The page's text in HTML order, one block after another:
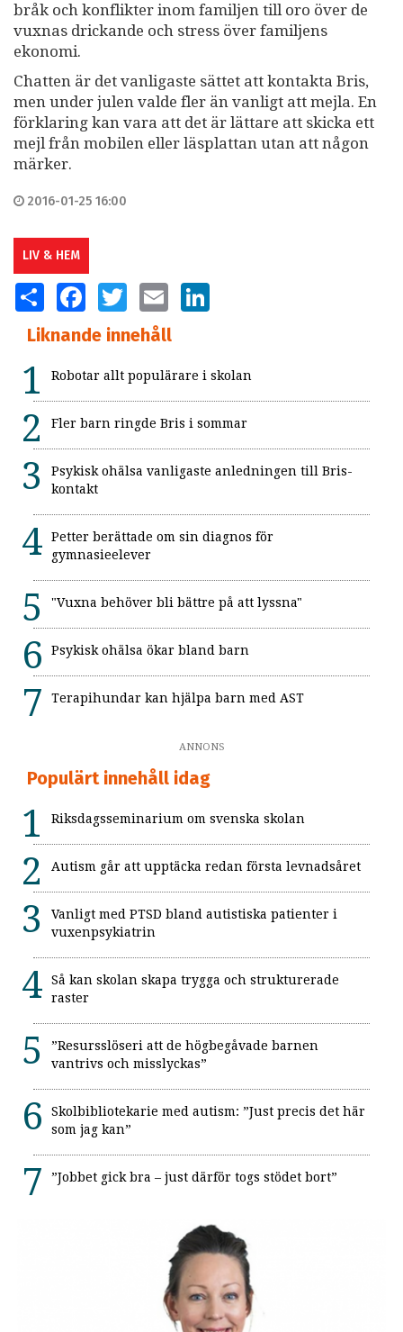
bråk och konflikter inom familjen till oro över de
vuxnas drickande och stress över familjens
ekonomi.
Chatten är det vanligaste sättet att kontakta Bris,
men under julen valde fler än vanligt att mejla. En
förklaring kan vara att det är lättare att skicka ett
mejl från mobilen eller läsplattan utan att någon
märker.
2016-01-25 16:00
LIV & HEM
SHARE FACEBOOKTWITTER EMAIL
Liknande innehåll
Robotar allt populärare i skolan
Fler barn ringde Bris i sommar
Psykisk ohälsa vanligaste anledningen till Bris-
kontakt
Petter berättade om sin diagnos för
gymnasieelever
"Vuxna behöver bli bättre på att lyssna"
Psykisk ohälsa ökar bland barn
Terapihundar kan hjälpa barn med AST
ANNONS
Populärt innehåll idag
Riksdagsseminarium om svenska skolan
Autism går att upptäcka redan första levnadsåret
Vanligt med PTSD bland autistiska patienter i
vuxenpsykiatrin
Så kan skolan skapa trygga och strukturerade
raster
”Resursslöseri att de högbegåvade barnen
vantrivs och misslyckas”
Skolbibliotekarie med autism: ”Just precis det här
som jag kan”
”Jobbet gick bra – just därför togs stödet bort”